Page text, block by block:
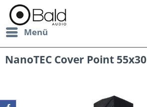
Menü
NanoTEC Cover Point 55x30